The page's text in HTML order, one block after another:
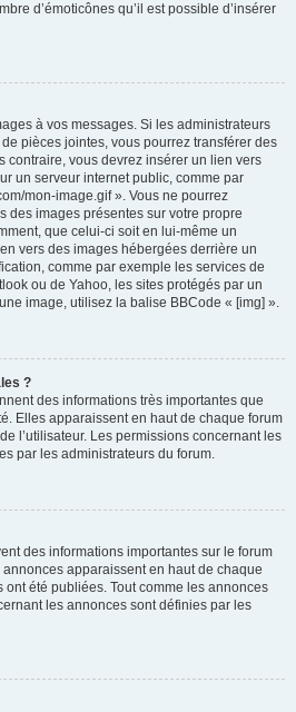
d’émoticônes qu’il est possible d’insérer
à vos messages. Si les administrateurs
pièces jointes, vous pourrez transférer des
contraire, vous devrez insérer un lien vers
un serveur internet public, comme par
mon-image.gif ». Vous ne pourrez
des images présentes sur votre propre
que celui-ci soit en lui-même un
vers des images hébergées derrière un
comme par exemple les services de
ou de Yahoo, les sites protégés par un
image, utilisez la balise BBCode « [img] ».
?
des informations très importantes que
Elles apparaissent en haut de chaque forum
l’utilisateur. Les permissions concernant les
par les administrateurs du forum.
des informations importantes sur le forum
apparaissent en haut de chaque
été publiées. Tout comme les annonces
les annonces sont définies par les